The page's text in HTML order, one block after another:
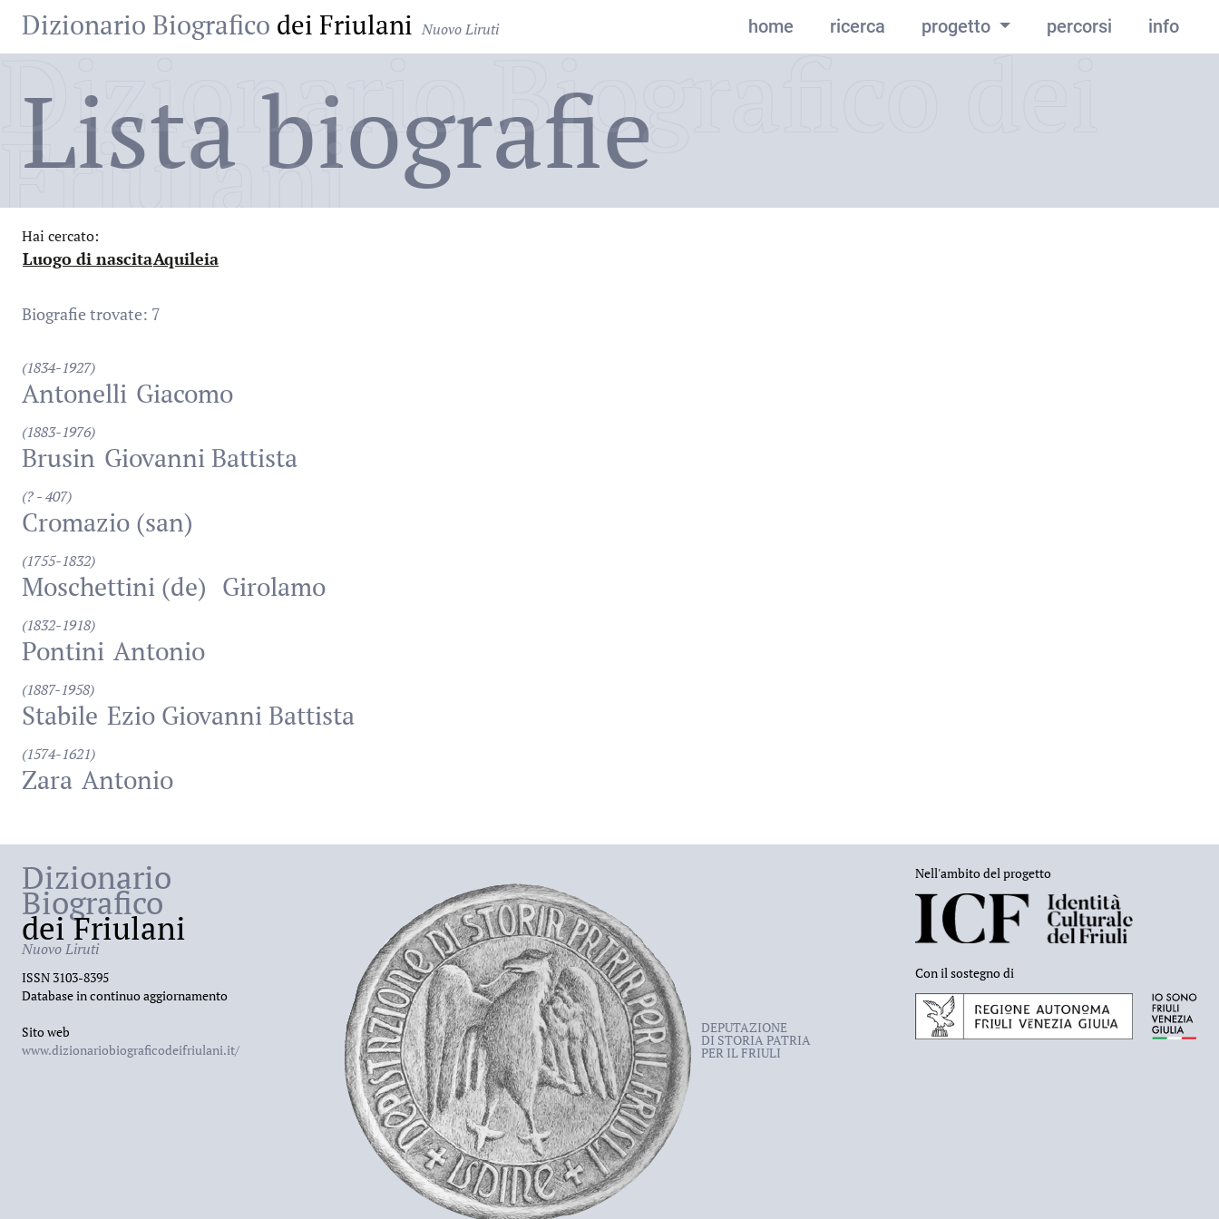
Dizionario Biografico dei Friulani Nuovo Liruti home ricerca progetto percorsi info
Dizionario Biografico dei
Friulani
Lista biografie
Hai cercato:
Luogo di nascita
:Aquileia
Biografie trovate: 7
(1834-1927)
Antonelli Giacomo
(1883-1976)
Brusin Giovanni Battista
(? - 407)
Cromazio (san)
(1755-1832)
Moschettini (de) Girolamo
(1832-1918)
Pontini Antonio
(1887-1958)
Stabile Ezio Giovanni Battista
(1574-1621)
Zara Antonio
Dizionario
Biografico
dei Friulani
Nuovo Liruti
ISSN 3103-8395
Database in continuo aggiornamento
Sito web
www.dizionariobiograficodeifriulani.it/
DEPUTAZIONE
DI STORIA PATRIA
PER IL FRIULI
Nell'ambito del progetto
Con il sostegno di